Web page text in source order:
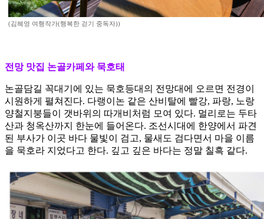
(김혜영 여행작가(행복한 걷기 중독자))
전망 맛집 논골카페와 묵호태
논골담길 꼭대기에 있는 묵호등대의 전망대에 오르면 전경이
시원하게 펼쳐진다. 다랭이논 같은 산비탈에 빨강, 파랑, 노랑
양철지붕들이 갯바위의 따개비처럼 모여 있다. 멀리로는 두타
산과 청옥산까지 한눈에 들어온다. 조선시대에 한양에서 파견
된 부사가 이곳 바다 물빛이 검고, 물새도 검다면서 마을 이름
을 묵호라 지었다고 한다. 깊고 깊은 바다는 정말 칠흑 같다.